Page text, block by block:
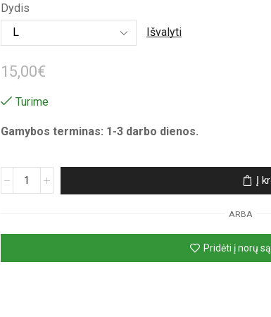
16,00€
Dydis
Išvalyti
15,00€
Turime
Gamybos terminas: 1-3 darbo dienos.
produkto
su
„Poker“
Į
ARBA
Pridėti į norų